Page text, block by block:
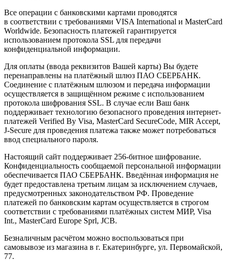
Все операции с банковскими картами проводятся
в соответствии с требованиями VISA International и MasterCard
Worldwide. Безопасность платежей гарантируется
использованием протокола SSL для передачи
конфиденциальной информации.
Для оплаты (ввода реквизитов Вашей карты) Вы будете
перенаправлены на платёжный шлюз ПАО СБЕРБАНК.
Соединение с платёжным шлюзом и передача информации
осуществляется в защищённом режиме с использованием
протокола шифрования SSL. В случае если Ваш банк
поддерживает технологию безопасного проведения интернет-
платежей Verified By Visa, MasterCard SecureCode, MIR Accept,
J-Secure для проведения платежа также может потребоваться
ввод специального пароля.
Настоящий сайт поддерживает 256-битное шифрование.
Конфиденциальность сообщаемой персональной информации
обеспечивается ПАО СБЕРБАНК. Введённая информация не
будет предоставлена третьим лицам за исключением случаев,
предусмотренных законодательством РФ. Проведение
платежей по банковским картам осуществляется в строгом
соответствии с требованиями платёжных систем МИР, Visa
Int., MasterCard Europe Sprl, JCB.
Безналичным расчётом можно воспользоваться при
самовывозе из магазина в г. Екатеринбурге, ул. Первомайской,
77.